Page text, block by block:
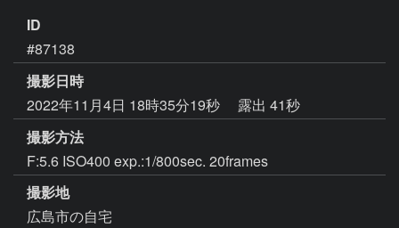
ID
#87138
撮影日時
2022年11月4日 18時35分19秒
露出 41秒
撮影方法
F:5.6 ISO400 exp.:1/800sec. 20frames
撮影地
広島市の自宅